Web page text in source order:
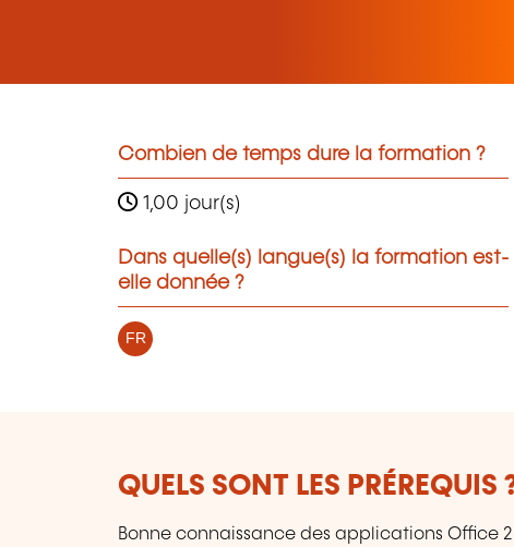
Combien de temps dure la formation ?
1,00 jour(s)
Dans quelle(s) langue(s) la formation est-
elle donnée ?
FR
QUELS SONT LES PRÉREQUIS
Bonne connaissance des applications Office